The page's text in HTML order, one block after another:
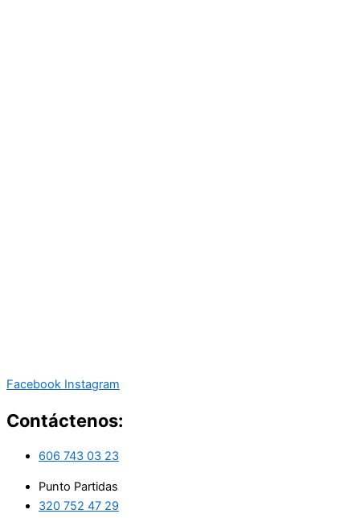
Facebook Instagram
Contáctenos:
606 743 03 23
Punto Partidas
320 752 47 29